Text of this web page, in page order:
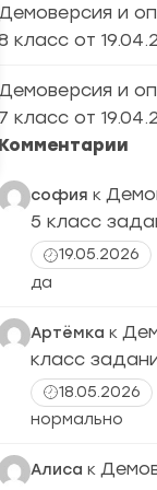
и
класс от
и
7 класс от
Комментарии
софия к
5 класс
19.05.2026
да
Артёмка к
класс
18.05.2026
нормально
Алиса к